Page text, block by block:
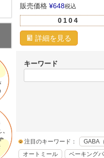
販売価格 ¥648税込
0104
詳細を見る
キーワード
注目のキーワード： GABA
オートミール
ベーキング